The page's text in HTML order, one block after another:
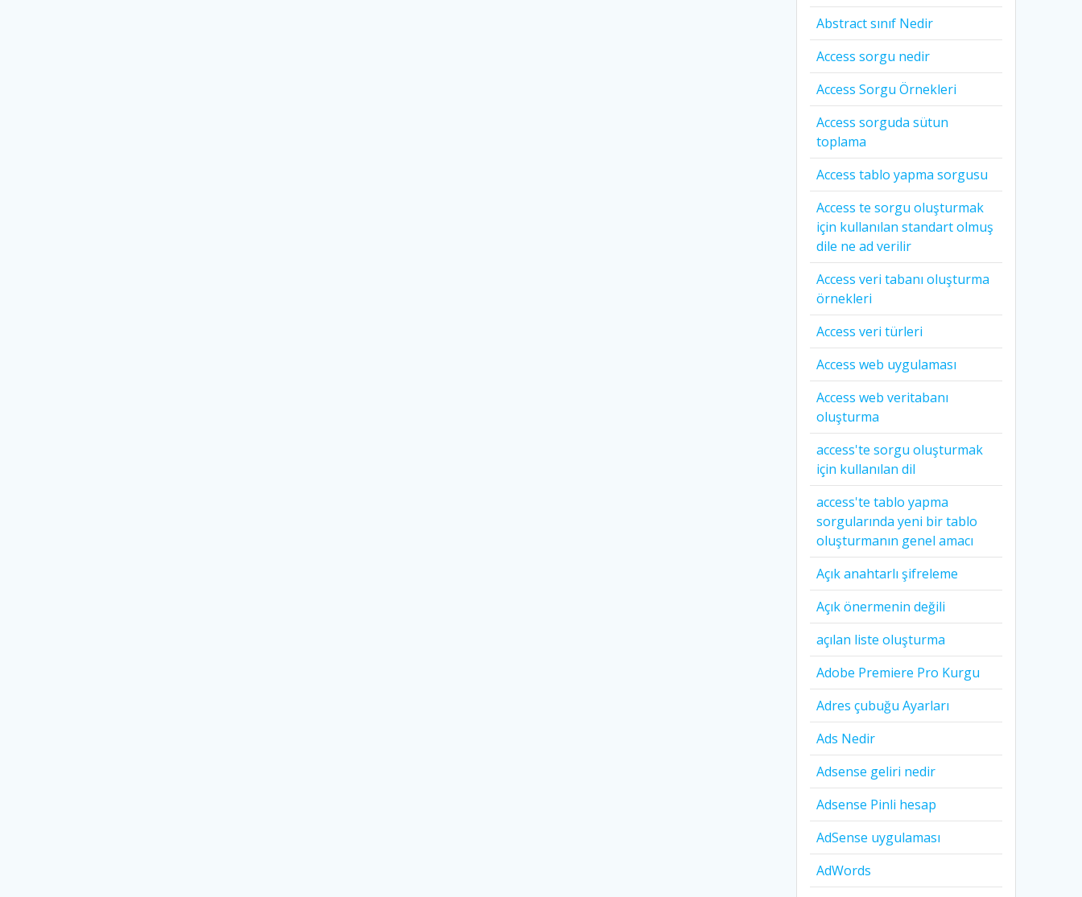
Abstract sınıf Nedir
Access sorgu nedir
Access Sorgu Örnekleri
Access sorguda sütun
toplama
Access tablo yapma sorgusu
Access te sorgu oluşturmak
için kullanılan standart olmuş
dile ne ad verilir
Access veri tabanı oluşturma
örnekleri
Access veri türleri
Access web uygulaması
Access web veritabanı
oluşturma
access'te sorgu oluşturmak
için kullanılan dil
access'te tablo yapma
sorgularında yeni bir tablo
oluşturmanın genel amacı
Açık anahtarlı şifreleme
Açık önermenin değili
açılan liste oluşturma
Adobe Premiere Pro Kurgu
Adres çubuğu Ayarları
Ads Nedir
Adsense geliri nedir
Adsense Pinli hesap
AdSense uygulaması
AdWords